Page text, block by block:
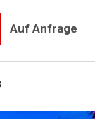
Auf Anfrage